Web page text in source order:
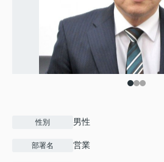
性別 男性
部署名 営業